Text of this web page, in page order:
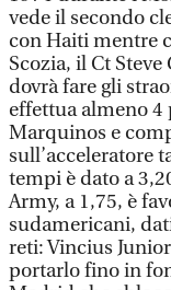
vede il secondo
con Haiti mentre
Scozia, il Ct
dovrà fare gli
effettua almeno 4
Marquinos e
sull’acceleratore
tempi è dato a
Army, a 1,75, è
sudamericani,
reti: Vincius
portarlo fino in